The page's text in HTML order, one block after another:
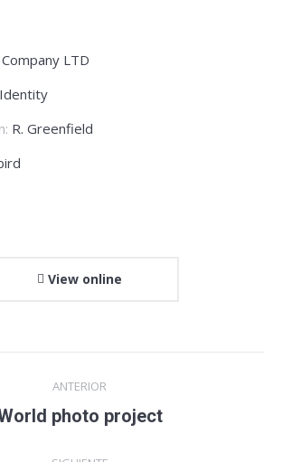
LTD
R. Greenfield
View online
ANTERIOR
Proyecto
photo project